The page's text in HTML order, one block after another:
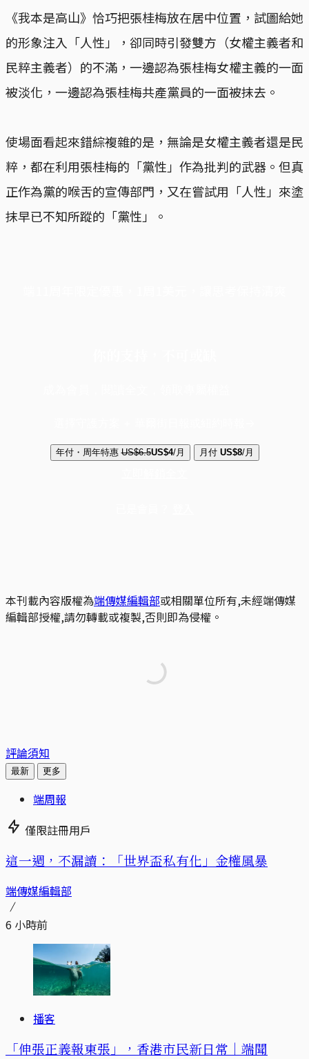
《我本是高山》恰巧把張桂梅放在居中位置，試圖給她
的形象注入「人性」，卻同時引發雙方（女權主義者和
民粹主義者）的不滿，一邊認為張桂梅女權主義的一面
被淡化，一邊認為張桂梅共產黨員的一面被抹去。
使場面看起來錯綜複雜的是，無論是女權主義者還是民
粹，都在利用張桂梅的「黨性」作為批判的武器。但真
正作為黨的喉舌的宣傳部門，又在嘗試用「人性」來塗
抹早已不知所蹤的「黨性」。
年付・周年特惠 US$6.5US$4/月 月付 US$8/月
本刊載內容版權為端傳媒編輯部或相關單位所有,未經端傳媒
編輯部授權,請勿轉載或複製,否則即為侵權。
評論須知
最新 更多
端周報
僅限註冊用戶
這一週，不漏讀：「世界盃私有化」金權風暴
端傳媒編輯部
6 小時前
播客
「伸張正義報東張」，香港市民新日常｜端聞